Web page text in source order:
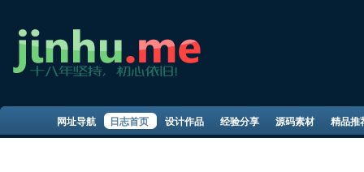
网址导航 日志首页 设计作品 经验分享 源码素材 精品推